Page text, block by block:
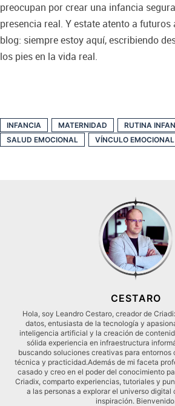
preocupan por crear una infancia
presencia real. Y estate atento a
blog: siempre estoy aquí, escribiendo
los pies en la vida real.
INFANCIA MATERNIDAD
RUTINA
SALUD EMOCIONAL
VÍNCULO EMOCIONAL
CESTARO
Hola, soy Leandro Cestaro, creador de
datos, entusiasta de la tecnología y
inteligencia artificial y la creación de
sólida experiencia en infraestructura
buscando soluciones creativas para entornos
técnica y practicidad.Además de mi faceta
casado y creo en el poder del conocimiento
Criadix, comparto experiencias, tutoriales y
a las personas a explorar el universo digital
inspiración. Bienvenido.